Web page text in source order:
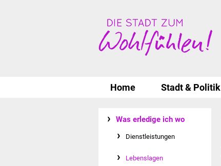
Home Stadt & Politik
Was erledige ich wo
Dienstleistungen
Lebenslagen